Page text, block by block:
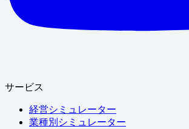
サービス
経営シミュレーター
業種別シミュレーター